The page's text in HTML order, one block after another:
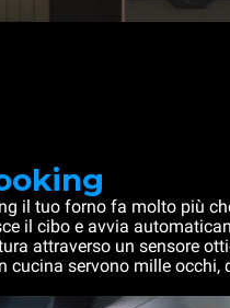
il tuo forno fa molto più
il cibo e avvia
attraverso un sensore
cucina servono mille occhi,